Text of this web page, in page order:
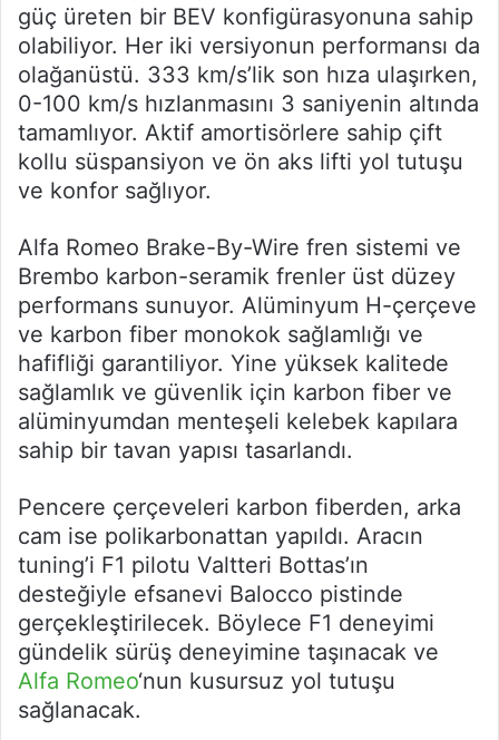
güç üreten bir BEV konfigürasyonuna sahip
olabiliyor. Her iki versiyonun performansı da
olağanüstü. 333 km/s’lik son hıza ulaşırken,
0-100 km/s hızlanmasını 3 saniyenin altında
tamamlıyor. Aktif amortisörlere sahip çift
kollu süspansiyon ve ön aks lifti yol tutuşu
ve konfor sağlıyor.
Alfa Romeo Brake-By-Wire fren sistemi ve
Brembo karbon-seramik frenler üst düzey
performans sunuyor. Alüminyum H-çerçeve
ve karbon fiber monokok sağlamlığı ve
hafifliği garantiliyor. Yine yüksek kalitede
sağlamlık ve güvenlik için karbon fiber ve
alüminyumdan menteşeli kelebek kapılara
sahip bir tavan yapısı tasarlandı.
Pencere çerçeveleri karbon fiberden, arka
cam ise polikarbonattan yapıldı. Aracın
tuning’i F1 pilotu Valtteri Bottas’ın
desteğiyle efsanevi Balocco pistinde
gerçekleştirilecek. Böylece F1 deneyimi
gündelik sürüş deneyimine taşınacak ve
Alfa Romeo‘nun kusursuz yol tutuşu
sağlanacak.